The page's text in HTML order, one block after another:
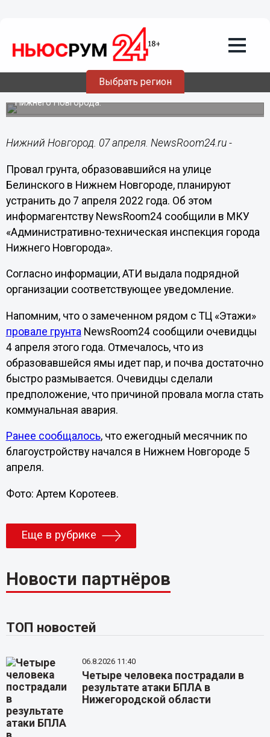
Выбрать регион
07.04.202206:30
Образовавшийся на улице Белинского
провал грунта устранят до 7 апреля
Соответствующее предписание выдано подрядчику АТИ
Нижнего Новгорода.
Нижний Новгород. 07 апреля. NewsRoom24.ru -
Провал грунта, образовавшийся на улице
Белинского в Нижнем Новгороде, планируют
устранить до 7 апреля 2022 года. Об этом
информагентству NewsRoom24 сообщили в МКУ
«Административно-техническая инспекция города
Нижнего Новгорода».
Согласно информации, АТИ выдала подрядной
организации соответствующее уведомление.
Напомним, что о замеченном рядом с ТЦ «Этажи»
провале грунта NewsRoom24 сообщили очевидцы
4 апреля этого года. Отмечалось, что из
образовавшейся ямы идет пар, и почва достаточно
быстро размывается. Очевидцы сделали
предположение, что причиной провала могла стать
коммунальная авария.
Ранее сообщалось, что ежегодный месячник по
благоустройству начался в Нижнем Новгороде 5
апреля.
Фото: Артем Коротеев.
Еще в рубрике
Новости партнёров
ТОП новостей
06.8.2026 11:40
Четыре человека пострадали в
результате атаки БПЛА в
Нижегородской области